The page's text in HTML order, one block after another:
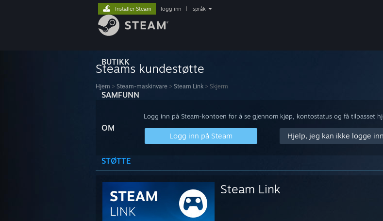
BUTIKK
SAMFUNN
OM
STØTTE
Installer Steam logg inn språk
Steams kundestøtte
Hjem > Steam-maskinvare > Steam Link > Skjerm
Logg inn på Steam-kontoen for å se gjennom kjøp, kontostatus og få tilpasset
Logg inn på Steam Hjelp, jeg kan ikke logge inn
Steam Link